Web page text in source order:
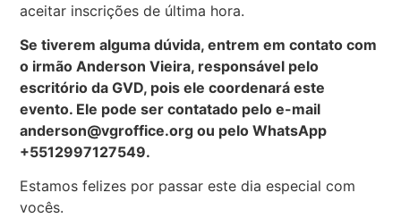
aceitar inscrições de última hora.
Se tiverem alguma dúvida, entrem em contato com
o irmão Anderson Vieira, responsável pelo
escritório da GVD, pois ele coordenará este
evento. Ele pode ser contatado pelo e-mail
anderson@vgroffice.org ou pelo WhatsApp
+5512997127549.
Estamos felizes por passar este dia especial com
vocês.